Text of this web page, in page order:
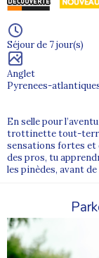
Séjour de 7 jour(s)
Anglet
Pyrenees-
En selle pour
trottinette tout-
sensations fortes et
des pros, tu
les pinèdes, avant